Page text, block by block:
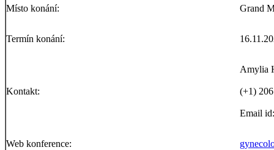
Místo konání: Grand
Termín konání:
Kontakt:
Amylia
(+1)
Email
Web konference: